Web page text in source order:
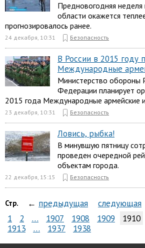
Предновогодняя неделя
области окажется
прогнозировалось ранее.
24 декабря, 10:31 Безопасность
В России в 2015 году
Международные
Министерство обороны
Федерации планирует
2015 года Международные армейские
23 декабря, 10:31 Безопасность
Ловись, рыбка!
В минувшую пятницу
проведен очередной
объектам города.
22 декабря, 15:15 Безопасность
Стр. ← предыдущая следующая
1
2 … 1907 1908 1909 1910
1913
… 1937 1938